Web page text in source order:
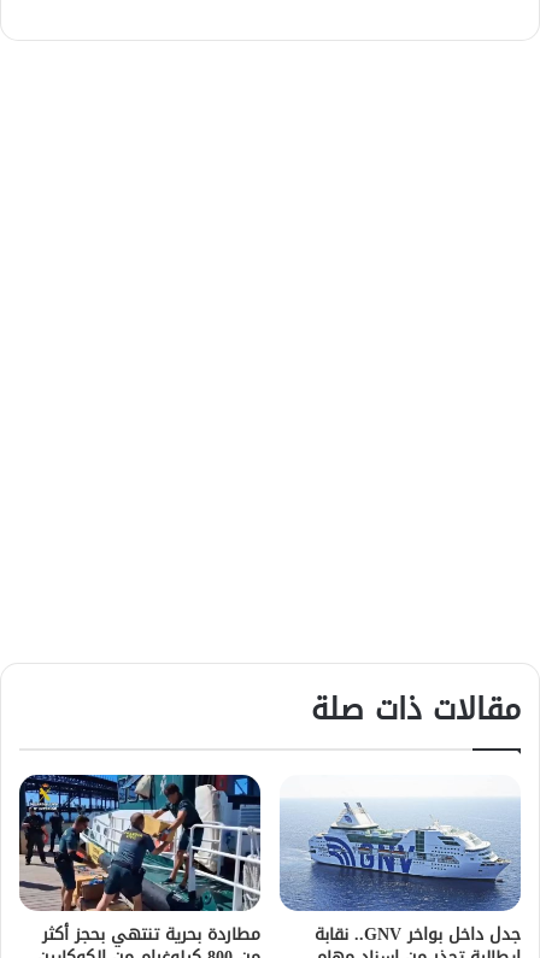
مقالات ذات صلة
جدل داخل بواخر GNV.. نقابة مطاردة بحرية تنتهي بحجز أكثر